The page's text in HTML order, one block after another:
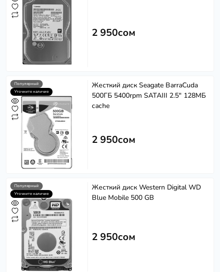
2 950сом
Популярный
Уточните наличие
Жесткий диск Seagate BarraCuda
500ГБ 5400rpm SATAIII 2.5" 128МБ
cache
2 950сом
Популярный
Уточните наличие
Жесткий диск Western Digital WD
Blue Mobile 500 GB
2 950сом